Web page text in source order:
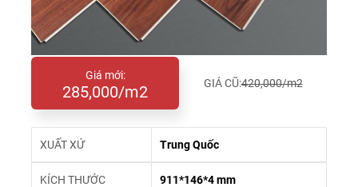
Giá mới:
285,000/m2 GIÁ CŨ:420,000/m2
XUẤT XỨ Trung Quốc
KÍCH THƯỚC 911*146*4 mm